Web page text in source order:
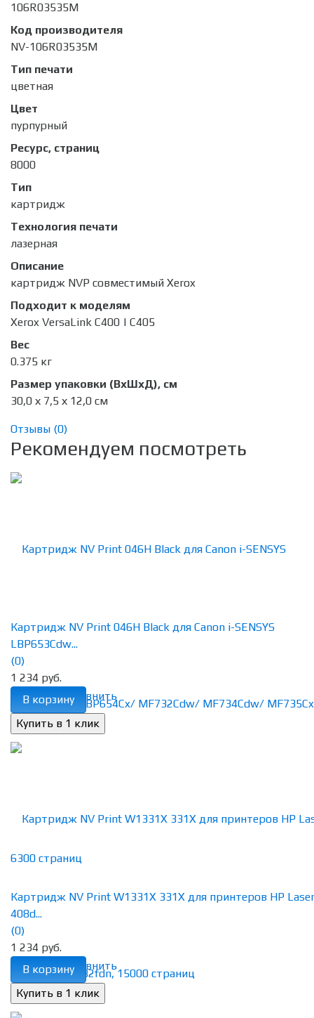
106R03535M
Код производителя
NV-106R03535M
Тип печати
цветная
Цвет
пурпурный
Ресурс, страниц
8000
Тип
картридж
Технология печати
лазерная
Описание
картридж NVP совместимый Xerox
Подходит к моделям
Xerox VersaLink C400 | C405
Вес
0.375 кг
Размер упаковки (ВхШхД), см
30,0 х 7,5 х 12,0 см
Отзывы (0)
Рекомендуем посмотреть
избранное сравнить
Картридж NV Print 046H Black для Canon i-SENSYS
LBP653Cdw...
(0)
1 234 руб.
В корзину
избранное сравнить
Картридж NV Print W1331X 331X для принтеров HP Laser
408d...
(0)
1 234 руб.
В корзину